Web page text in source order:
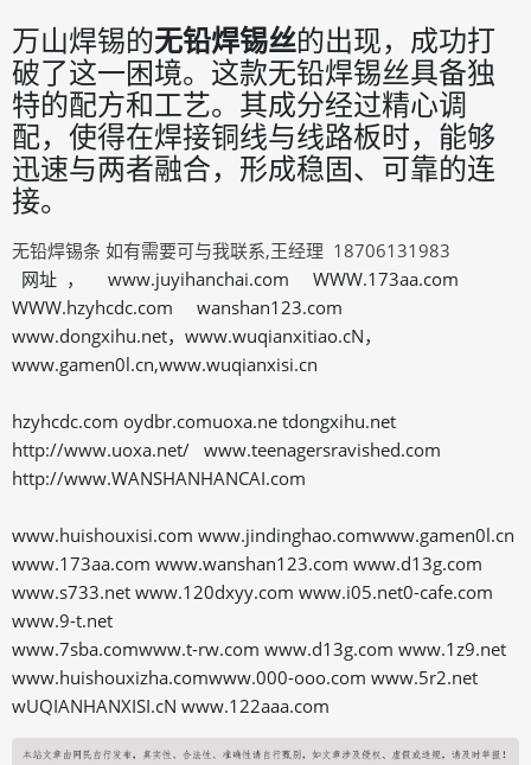
万山焊锡的无铅焊锡丝的出现，成功打
破了这一困境。这款无铅焊锡丝具备独
特的配方和工艺。其成分经过精心调
配，使得在焊接铜线与线路板时，能够
迅速与两者融合，形成稳固、可靠的连
接。
无铅焊锡条 如有需要可与我联系,王经理 18706131983
网址 ， www.juyihanchai.com WWW.173aa.com
WWW.hzyhcdc.com wanshan123.com
www.dongxihu.net，www.wuqianxitiao.cN，
www.gamen0l.cn,www.wuqianxisi.cn
hzyhcdc.com oydbr.comuoxa.ne tdongxihu.net
http://www.uoxa.net/ www.teenagersravished.com
http://www.WANSHANHANCAI.com
www.huishouxisi.com www.jindinghao.comwww.gamen0l.cn
www.173aa.com www.wanshan123.com www.d13g.com
www.s733.net www.120dxyy.com www.i05.net0-cafe.com
www.9-t.net
www.7sba.comwww.t-rw.com www.d13g.com www.1z9.net
www.huishouxizha.comwww.000-ooo.com www.5r2.net
wUQIANHANXISI.cN www.122aaa.com